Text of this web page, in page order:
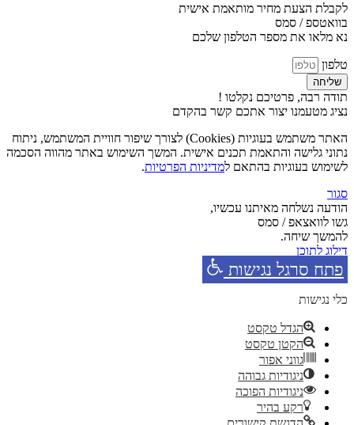
לקבלת הצעת מחיר מותאמת אישית
בוואטספ / סמס
נא מלאו את מספר הטלפון שלכם
טלפון
שליחה
תודה רבה, פרטיכם נקלטו !
נציג מטעמנו יצור אתכם קשר בהקדם
האתר משתמש בעוגיות (Cookies) לצורך שיפור חוויית המשתמש, ניתוח
נתוני גלישה והתאמת תכנים אישית. המשך השימוש באתר מהווה הסכמה
לשימוש בעוגיות בהתאם למדיניות הפרטיות.
סגור
הודעה נשלחה מאיתנו עכשיו,
גשו לוואצאפ / סמס
להמשך שיחה.
דילוג לתוכן
פתח סרגל נגישות
כלי נגישות
הגדל טקסט
הקטן טקסט
גווני אפור
ניגודיות גבוהה
ניגודיות הפוכה
רקע בהיר